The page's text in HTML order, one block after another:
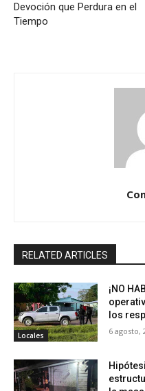
Devoción que Perdura en el
Tiempo
RELATED ARTICLES
Locales
¡NO
los
6 agosto,